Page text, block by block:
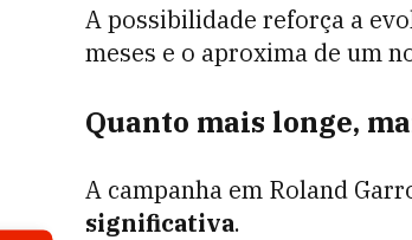
A possibilidade reforça a
meses e o aproxima de um
Quanto mais longe,
A campanha em Roland
significativa.